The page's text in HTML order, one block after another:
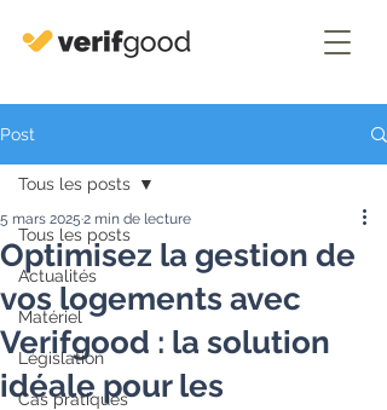
Post
Tous les posts
Actualités
Matériel
Législation
Cas pratiques
Tous les posts
Optimisez la gestion de
vos logements avec
Verifgood : la solution
idéale pour les
5 mars 2025 2 min de lecture